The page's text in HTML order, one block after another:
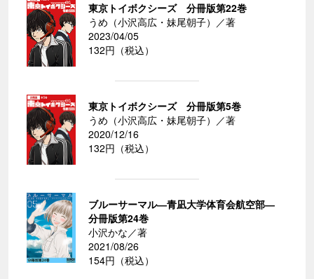
東京トイボクシーズ 分冊版第22巻
うめ（小沢高広・妹尾朝子）／著
2023/04/05
132円（税込）
東京トイボクシーズ 分冊版第5巻
うめ（小沢高広・妹尾朝子）／著
2020/12/16
132円（税込）
ブルーサーマル―青凪大学体育会航空部―
分冊版第24巻
小沢かな／著
2021/08/26
154円（税込）